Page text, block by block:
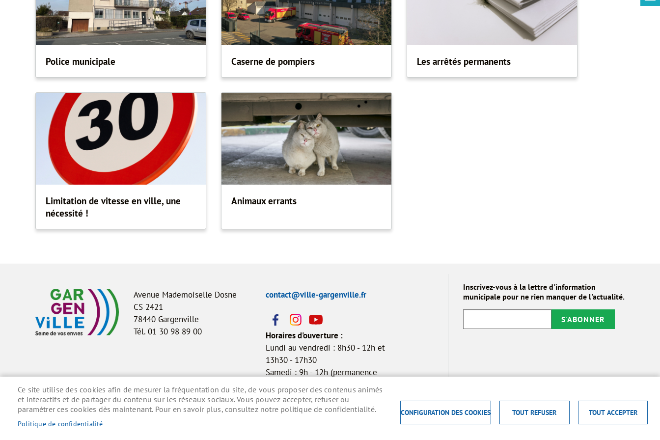
Police municipale Caserne de pompiers Les arrêtés permanents
Limitation de vitesse en ville, une
nécessité !
Animaux errants
Avenue Mademoiselle Dosne
CS 2421
78440 Gargenville
Tél. 01 30 98 89 00
contact@ville-gargenville.fr
Horaires d'ouverture :
Lundi au vendredi : 8h30 - 12h et
13h30 - 17h30
Samedi : 9h - 12h (permanence
Inscrivez-vous à la lettre d'information
municipale pour ne rien manquer de l'actualité.
S'ABONNER
Ce site utilise des cookies afin de mesurer la fréquentation du site, de vous proposer des contenus animés
et interactifs et de partager du contenu sur les réseaux sociaux. Vous pouvez accepter, refuser ou
paramétrer ces cookies dès maintenant. Pour en savoir plus, consultez notre politique de confidentialité.
Politique de confidentialité
CONFIGURATION DES COOKIES TOUT REFUSER TOUT ACCEPTER